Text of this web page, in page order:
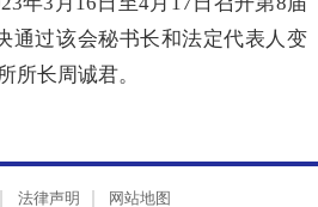
年3月16日至4月17日召开第8
通过该会秘书长和法定代表人
所长周诚君。